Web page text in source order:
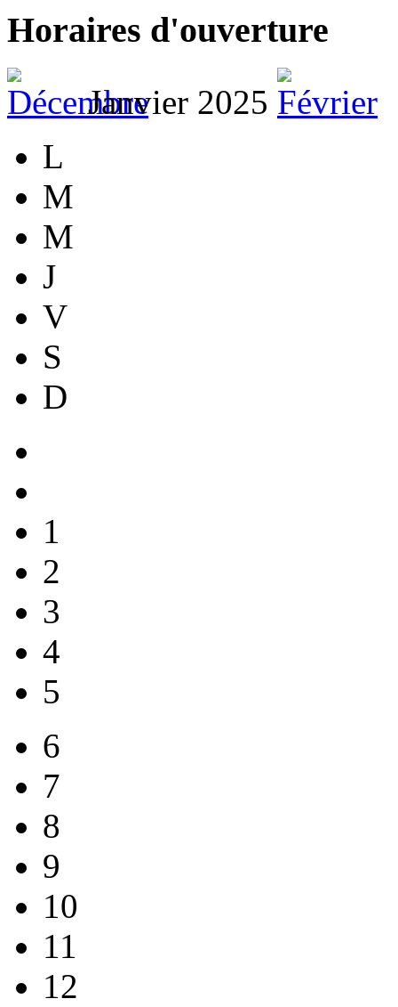
Horaires d'ouverture
Janvier 2025
L
M
M
J
V
S
D
1
2
3
4
5
6
7
8
9
10
11
12